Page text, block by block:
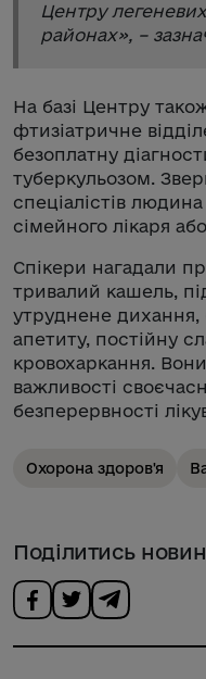
Центру
районах», –
На базі Центру
фтизіатричне
безоплатну
туберкульозом.
спеціалістів
сімейного лікаря
Спікери нагадали
тривалий кашель,
утруднене дихання,
апетиту, постійну
кровохаркання.
важливості
безперервності
Охорона здоров'я
Поділитись